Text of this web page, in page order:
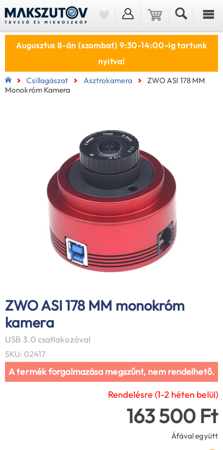
Augusztus 8-án (szombat) 9:30-14:00-ig tartunk
nyitva!
Csillagászat Asztrokamera
ZWO ASI 178 MM
Monokróm Kamera
ZWO ASI 178 MM monokróm
kamera
USB 3.0 csatlakozóval
SKU: 02417
A termék forgalmazása megszűnt, nem rendelhető.
Rendelésre (1-2 héten belül)
163 500 Ft
Áfával együtt